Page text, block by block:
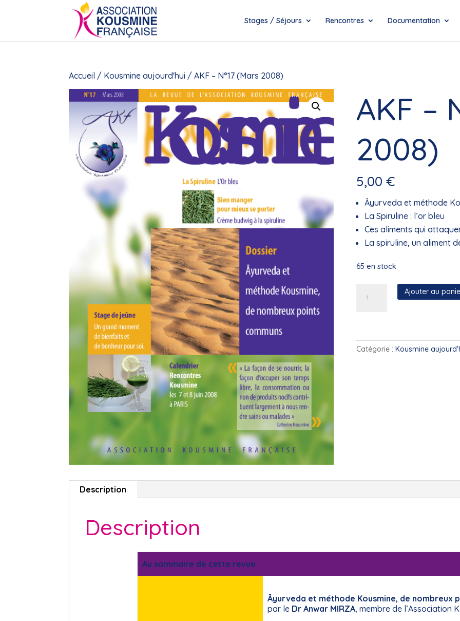
Stages / Séjours Rencontres Documentation
Accueil / Kousmine aujourd'hui / AKF – N°17 (Mars 2008)
AKF –
2008)
5,00 €
Âyurveda et méthode
La Spiruline : l’or bleu
Ces aliments qui
La spiruline, un aliment
65 en stock
(Mars
2008)
Ajouter au
Catégorie : Kousmine
Description
Description
Au sommaire de cette revue
Âyurveda et méthode Kousmine, de nombreux
par le Dr Anwar MIRZA, membre de l’Association